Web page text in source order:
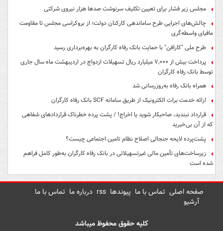
مجلس زیر فشار برای تعیین تکلیف سرنوشت صدها هزار نیروی شرکتی
چالش‌های اجرایی طرح ساماندهی کارکنان دولت؛ از بروکراسی مجلس تا مقاومت
مافیای واسطه‌گری
طرح ملی "کارافن" با حمایت بانک رفاه کارگران به بهره‌برداری رسید
پرداخت بیش از ۷,۰۰۰ میلیارد ریال تسهیلات ازدواج در اردیبهشت ماه سال جاری
توسط بانک رفاه کارگران
همراه بانک رفاه به‌روزرسانی شد
ارائه خدمت برات الکترونیک از طریق سامانه SCF بانک رفاه کارگران
قرارداد نبندید، صاحبکار شوید یا اخراج! / پشت پرده خطرناک قراردادهای شفاهی
که از آن بی‌خبرید
پشت‌پرده لایحه جنجالی اصلاح نظام تامین اجتماعی چیست؟
زیرساخت‌های تأمین مالی غیرتسهیلاتی در بانک رفاه کارگران به‌طور کامل فراهم
شده است
صفحه اصلی تماس با ما پیوندها rss درباره ما تماس با ما
آرشیو
کلیه حقوق محفوظ میباشد